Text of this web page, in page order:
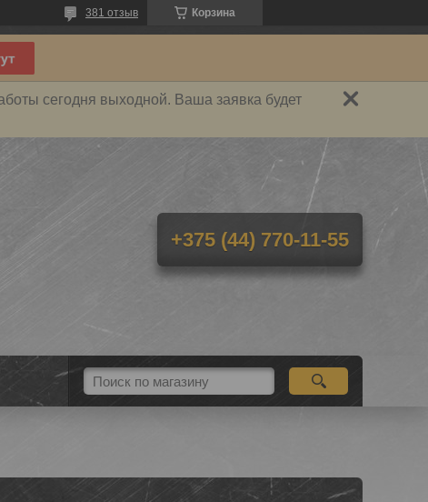
Корзина
381 отзыв
сегодня выходной. Ваша заявка будет
+375 (44) 770-11-55